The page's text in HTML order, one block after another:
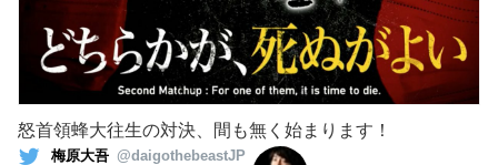
怒首領蜂大往生の対決、間も無く始まります！
梅原大吾 @daigothebeastJP